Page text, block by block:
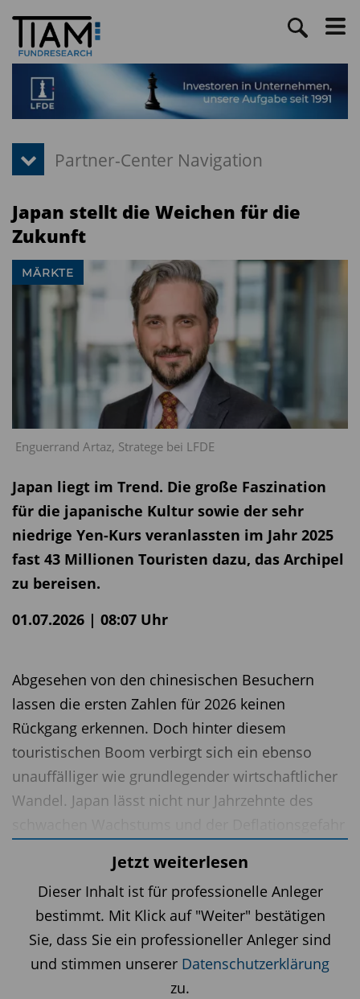
Japan stellt die Weichen für die
Zukunft
Enguerrand Artaz, Stratege bei LFDE
MÄRKTE
Japan liegt im Trend. Die große Faszination
für die japanische Kultur sowie der sehr
niedrige Yen-Kurs veranlassten im Jahr 2025
fast 43 Millionen Touristen dazu, das Archipel
zu bereisen.
01.07.2026 | 08:07 Uhr
Abgesehen von den chinesischen Besuchern
lassen die ersten Zahlen für 2026 keinen
Rückgang erkennen. Doch hinter diesem
touristischen Boom verbirgt sich ein ebenso
unauffälliger wie grundlegender wirtschaftlicher
Wandel. Japan lässt nicht nur Jahrzehnte des
Herausforderungen durch den
Bevölkerungsrückgang, die Energieabhängigkeit
und den Wettlauf um die KI ist das Land dabei,
sein Wirtschaftsmodell grundlegend
umzustrukturieren.
Jetzt weiterlesen
Dieser Inhalt ist für professionelle Anleger
bestimmt. Mit Klick auf "Weiter" bestätigen
Sie, dass Sie ein professioneller Anleger sind
und stimmen unserer Datenschutzerklärung
zu.